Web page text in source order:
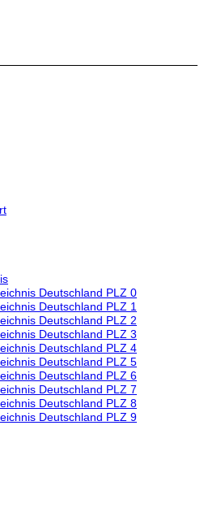
Deutschland PLZ 0
Deutschland PLZ 1
Deutschland PLZ 2
Deutschland PLZ 3
Deutschland PLZ 4
Deutschland PLZ 5
Deutschland PLZ 6
Deutschland PLZ 7
Deutschland PLZ 8
Deutschland PLZ 9